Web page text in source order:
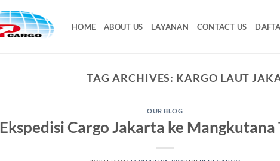
HOME ABOUT US LAYANAN CONTACT US
TAG ARCHIVES: KARGO LAUT
OUR BLOG
Ekspedisi Cargo Jakarta ke Mangkutana